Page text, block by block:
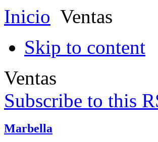
Inicio Ventas
Skip to content
Ventas
Subscribe to this
Marbella